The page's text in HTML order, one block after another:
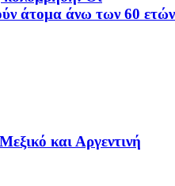
άτομα άνω των 60 ετών
και Αργεντινή